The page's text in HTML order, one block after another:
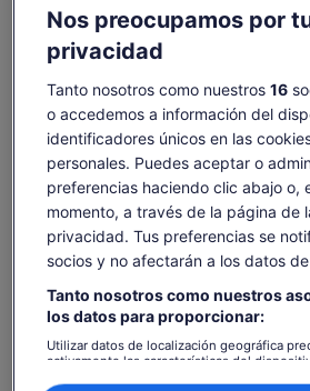
descubre las historias detrás de estos
olvidar el papel que Scapa Flow jugó
mundiales y el magnífico “Milagro del
italiana y muchos más.
Cambiar fechas
Cambiar
fechas
dom., 9 ago.
-
lun., 10 ago.
-
mar., 11 ago.
187 €
El
precio
es
de
187 €
por
adulto
187 €
incluye tasas e impuestos
por adulto
Ver
Es posible que el contenido
traducido automáticamente.
Ver texto original (inglés)
Opinar sobre esta traducción
en
Itinerario de la
Skara Brae
Nos preocupamos por
privacidad
Tanto nosotros como nuestros 16
o accedemos a información del
identificadores únicos en las
personales. Puedes aceptar o
preferencias haciendo clic abajo o,
momento, a través de la página de
privacidad. Tus preferencias se
socios y no afectarán a los datos
Tanto nosotros como nuestros
los datos para proporcionar:
Utilizar datos de localización geográfica
activamente las características del